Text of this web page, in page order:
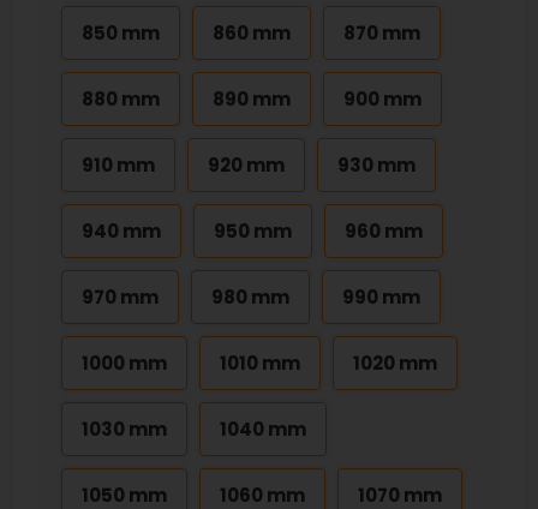
850 mm 860 mm 870 mm
880 mm 890 mm 900 mm
910 mm 920 mm 930 mm
940 mm 950 mm 960 mm
970 mm 980 mm 990 mm
1000 mm 1010 mm 1020 mm
1030 mm 1040 mm
1050 mm 1060 mm 1070 mm